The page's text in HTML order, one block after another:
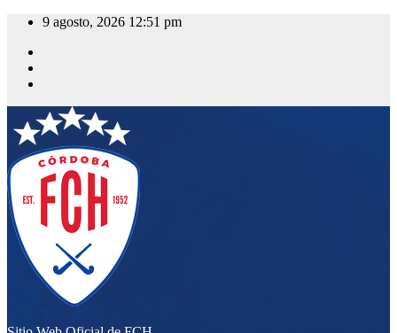
Saltar
contenido
9 agosto, 2026 12:51 pm